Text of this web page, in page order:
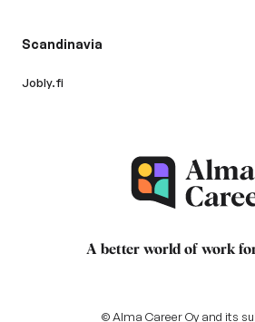
Scandinavia
Jobly.fi
A better world of work
© Alma Career Oy and its